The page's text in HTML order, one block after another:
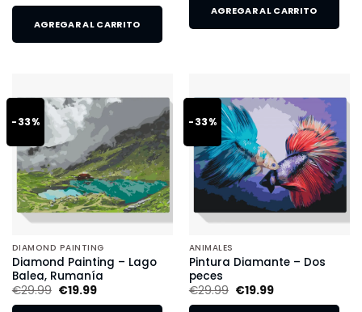
AGREGAR AL CARRITO
AGREGAR AL CARRITO
-33%
DIAMOND PAINTING
Diamond Painting – Lago
Balea, Rumanía
€29.99 €19.99
-33%
ANIMALES
Pintura Diamante – Dos
peces
€29.99 €19.99